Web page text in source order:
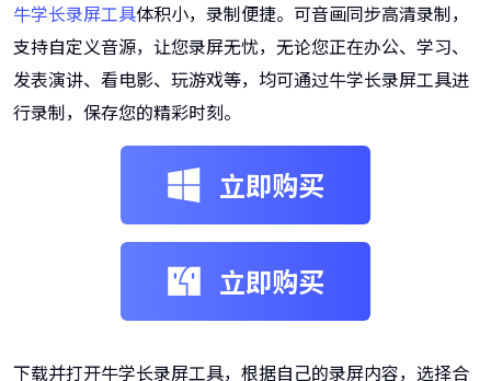
牛学长录屏工具体积小，录制便捷。可音画同步高清录制，
支持自定义音源，让您录屏无忧，无论您正在办公、学习、
发表演讲、看电影、玩游戏等，均可通过牛学长录屏工具进
行录制，保存您的精彩时刻。
立即购买
立即购买
下载并打开牛学长录屏工具，根据自己的录屏内容，选择合